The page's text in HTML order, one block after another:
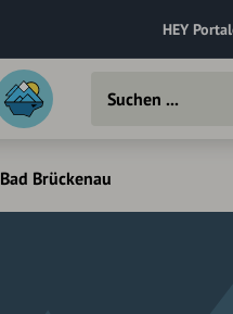
HEY
Bad Brückenau